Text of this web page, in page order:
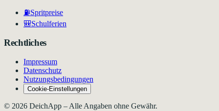
⛽Spritpreise
🎒Schulferien
Rechtliches
Impressum
Datenschutz
Nutzungsbedingungen
Cookie-Einstellungen
© 2026 DeichApp – Alle Angaben ohne Gewähr.